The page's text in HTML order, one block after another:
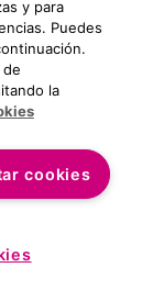
No disponible
y para
Puedes
la
cookies